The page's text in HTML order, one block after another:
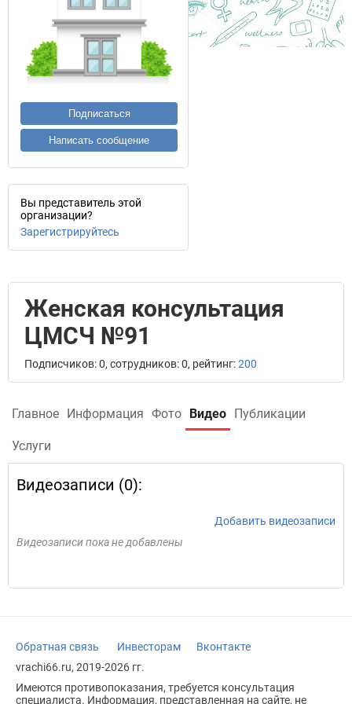
Подписаться
Написать сообщение
Вы представитель этой
организации?
Зарегистрируйтесь
Женская консультация
ЦМСЧ №91
Подписчиков: 0, сотрудников: 0, рейтинг:200
Главное Информация Фото Видео Публикации
Услуги
Видеозаписи (0):
Добавить видеозаписи
Видеозаписи пока не добавлены
Обратная связь Инвесторам
Вконтакте
vrachi66.ru, 2019-2026 гг.
Имеются противопоказания, требуется консультация
специалиста. Информация, представленная на сайте, не